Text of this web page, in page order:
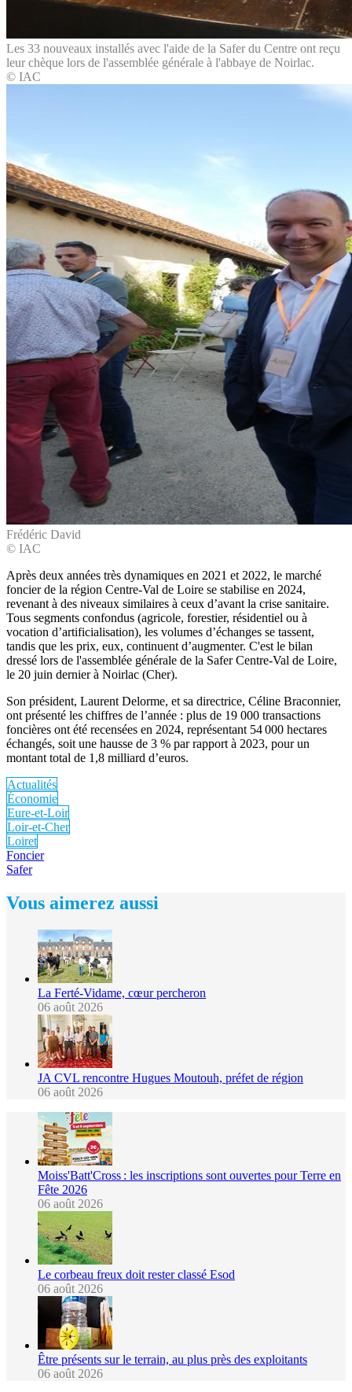
Les 33 nouveaux installés avec l'aide de la Safer du Centre ont reçu
leur chèque lors de l'assemblée générale à l'abbaye de Noirlac.
© IAC
Frédéric David
© IAC
Après deux années très dynamiques en 2021 et 2022, le marché
foncier de la région Centre-Val de Loire se stabilise en 2024,
revenant à des niveaux similaires à ceux d’avant la crise sanitaire.
Tous segments confondus (agricole, forestier, résidentiel ou à
vocation d’artificialisation), les volumes d’échanges se tassent,
tandis que les prix, eux, continuent d’augmenter. C'est le bilan
dressé lors de l'assemblée générale de la Safer Centre-Val de Loire,
le 20 juin dernier à Noirlac (Cher).
Son président, Laurent Delorme, et sa directrice, Céline Braconnier,
ont présenté les chiffres de l’année : plus de 19 000 transactions
foncières ont été recensées en 2024, représentant 54 000 hectares
échangés, soit une hausse de 3 % par rapport à 2023, pour un
montant total de 1,8 milliard d’euros.
Actualités
Économie
Eure-et-Loir
Loir-et-Cher
Loiret
Foncier
Safer
Vous aimerez aussi
La Ferté-Vidame, cœur percheron
06 août 2026
JA CVL rencontre Hugues Moutouh, préfet de région
06 août 2026
Moiss'Batt'Cross : les inscriptions sont ouvertes pour Terre en
Fête 2026
06 août 2026
Le corbeau freux doit rester classé Esod
06 août 2026
Être présents sur le terrain, au plus près des exploitants
06 août 2026